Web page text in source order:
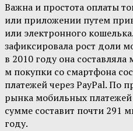
Важна и простота оплаты
или приложении путем
или электронного
зафиксировала рост доли
в 2010 году она
м покупки со смартфона
платежей через PayPal. По
рынка мобильных платежей
сумме составит почти 291
году.